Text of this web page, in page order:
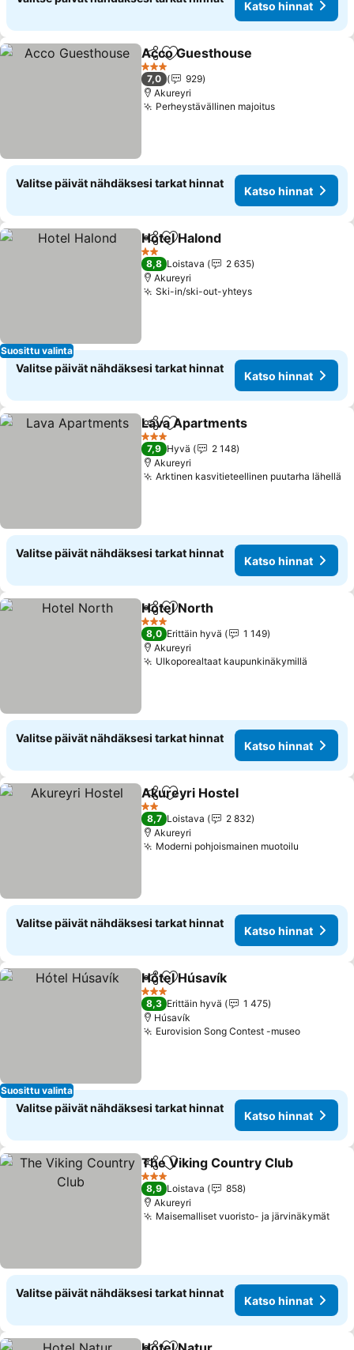
Katso hinnat
Jaa Lisää suosikkeihin
Acco Guesthouse
3 Tähtiluokitus
7,0
929
Akureyri
Perheystävällinen majoitusKatso hinnat
Valitse päivät nähdäksesi tarkat hinnat
Katso hinnat
Suosittu valinta
Jaa Lisää suosikkeihin
Hotel Halond
2 Tähtiluokitus
8,8 Loistava
2 635
Akureyri
Ski-in/ski-out-yhteysKatso hinnat
Valitse päivät nähdäksesi tarkat hinnat
Katso hinnat
Jaa Lisää suosikkeihin
Lava Apartments
3 Tähtiluokitus
7,9 Hyvä
2 148
Akureyri
Arktinen kasvitieteellinen puutarha lähellä
Valitse päivät nähdäksesi tarkat hinnat
Katso hinnat
Jaa Lisää suosikkeihin
Hotel North
3 Tähtiluokitus
8,0 Erittäin hyvä
1 149
Akureyri
Ulkoporealtaat kaupunkinäkymillä
Valitse päivät nähdäksesi tarkat hinnat
Katso hinnat
Jaa Lisää suosikkeihin
Akureyri Hostel
2 Tähtiluokitus
8,7 Loistava
2 832
Akureyri
Moderni pohjoismainen muotoilu
Valitse päivät nähdäksesi tarkat hinnat
Katso hinnat
Suosittu valinta
Jaa Lisää suosikkeihin
Hótel Húsavík
3 Tähtiluokitus
8,3 Erittäin hyvä
1 475
Húsavík
Eurovision Song Contest -museoKatso
Valitse päivät nähdäksesi tarkat hinnat
Katso hinnat
Jaa Lisää suosikkeihin
The Viking Country Club
3 Tähtiluokitus
8,9 Loistava
858
Akureyri
Maisemalliset vuoristo- ja järvinäkymät
Valitse päivät nähdäksesi tarkat hinnat
Katso hinnat